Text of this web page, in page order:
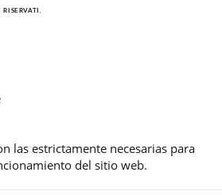
las estrictamente necesarias para
del sitio web.